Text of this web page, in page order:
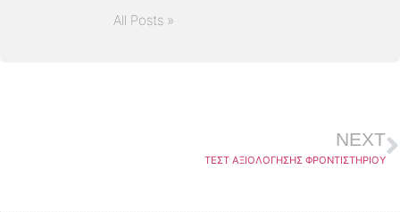
All Posts »
NEXT
ΤΕΣΤ ΑΞΙΟΛΟΓΗΣΗΣ ΦΡΟΝΤΙΣΤΗΡΙΟΥ